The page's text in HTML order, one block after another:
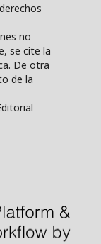
no
se cite la
De otra
de la